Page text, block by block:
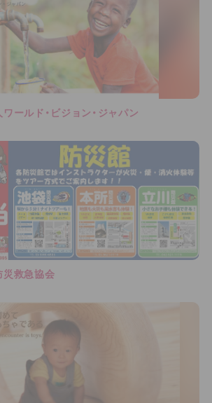
ールド・ビジョン・ジャパン
救急協会